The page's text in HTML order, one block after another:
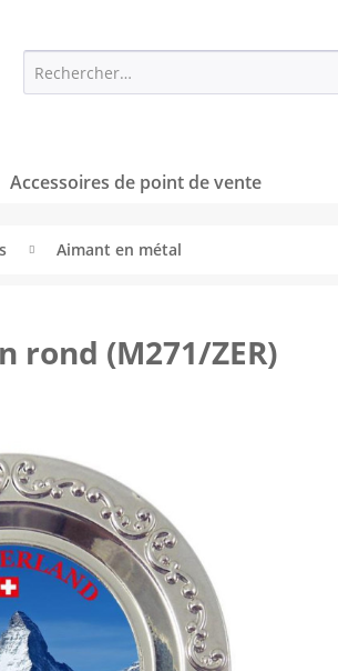
Accessoires de point de vente
Aimant en métal
rond (M271/ZER)